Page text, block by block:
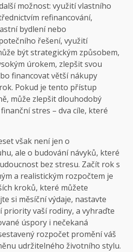
možnost: využití vlastního
refinancování,
bydlení nebo
řešení, využití
být strategickým způsobem,
úrokem, zlepšit svou
financovat větší nákupy
Pokud je tento přístup
může zlepšit dlouhodobý
stres – dva cíle, které
však není jen o
ale o budování návyků, které
bez stresu. Začít rok s
a realistickým rozpočtem je
kroků, které můžete
si měsíční výdaje, nastavte
priority vaší rodiny, a vyhraďte
úspory i nečekaná
rozpočet promění váš
udržitelného životního stylu.